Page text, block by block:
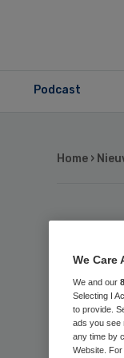
Podcast
Home ›
We Care
We and our
Selecting I
to provide.
ads you see
any time by
Website.